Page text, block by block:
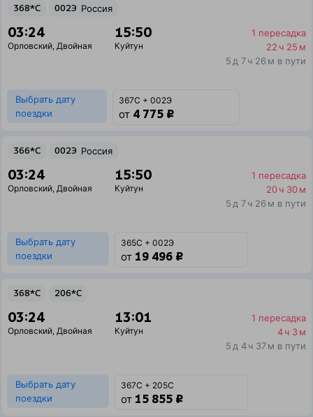
368*С 002Э Россия
03:24
Орловский, Двойная
15:50
Куйтун
1 пересадка
22 ч 25 м
5 д 7 ч 26 м в пути
Выбрать дату
поездки
367С + 002Э
от 4 775 ₽
366*С 002Э Россия
03:24
Орловский, Двойная
15:50
Куйтун
1 пересадка
20 ч 30 м
5 д 7 ч 26 м в пути
Выбрать дату
поездки
365С + 002Э
от 19 496 ₽
368*С 206*С
03:24
Орловский, Двойная
13:01
Куйтун
1 пересадка
4 ч 3 м
5 д 4 ч 37 м в пути
Выбрать дату
поездки
367С + 205С
от 15 855 ₽